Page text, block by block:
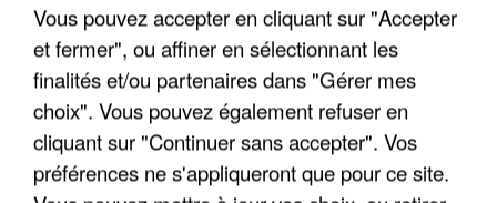
Vous pouvez accepter en cliquant sur "Accepter
et fermer", ou affiner en sélectionnant les
finalités et/ou partenaires dans "Gérer mes
choix". Vous pouvez également refuser en
cliquant sur "Continuer sans accepter". Vos
préférences ne s'appliqueront que pour ce site.